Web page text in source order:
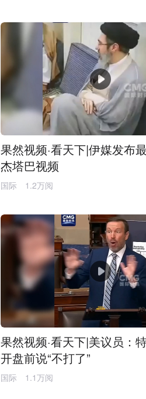
果然视频·看天下|伊媒发布
杰塔巴视频
国际 1.2万阅
果然视频·看天下|美议员：
开盘前说“不打了”
国际 1.1万阅